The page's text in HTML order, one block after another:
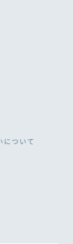
について